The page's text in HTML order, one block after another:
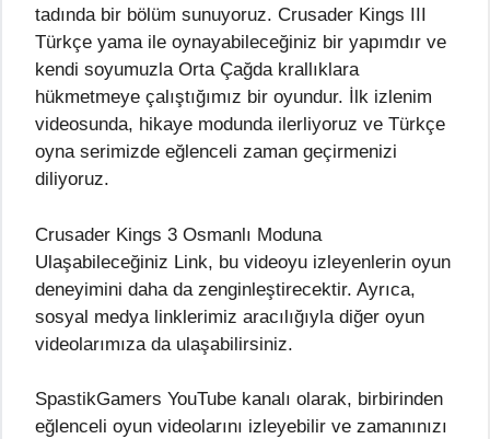
tadında bir bölüm sunuyoruz. Crusader Kings III
Türkçe yama ile oynayabileceğiniz bir yapımdır ve
kendi soyumuzla Orta Çağda krallıklara
hükmetmeye çalıştığımız bir oyundur. İlk izlenim
videosunda, hikaye modunda ilerliyoruz ve Türkçe
oyna serimizde eğlenceli zaman geçirmenizi
diliyoruz.
Crusader Kings 3 Osmanlı Moduna
Ulaşabileceğiniz Link, bu videoyu izleyenlerin oyun
deneyimini daha da zenginleştirecektir. Ayrıca,
sosyal medya linklerimiz aracılığıyla diğer oyun
videolarımıza da ulaşabilirsiniz.
SpastikGamers YouTube kanalı olarak, birbirinden
eğlenceli oyun videolarını izleyebilir ve zamanınızı